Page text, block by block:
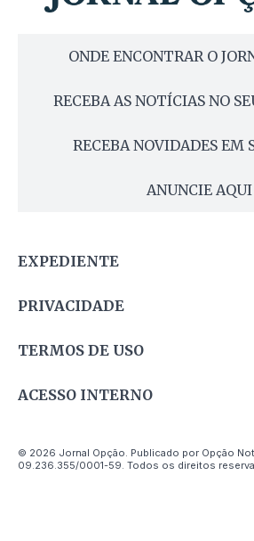
ONDE ENCONTRAR O
RECEBA AS NOTÍCIAS NO
RECEBA NOVIDADES EM
ANUNCIE AQUI
EXPEDIENTE
PRIVACIDADE
TERMOS DE USO
ACESSO INTERNO
© 2026 Jornal Opção. Publicado por Opção
09.236.355/0001-59. Todos os direitos